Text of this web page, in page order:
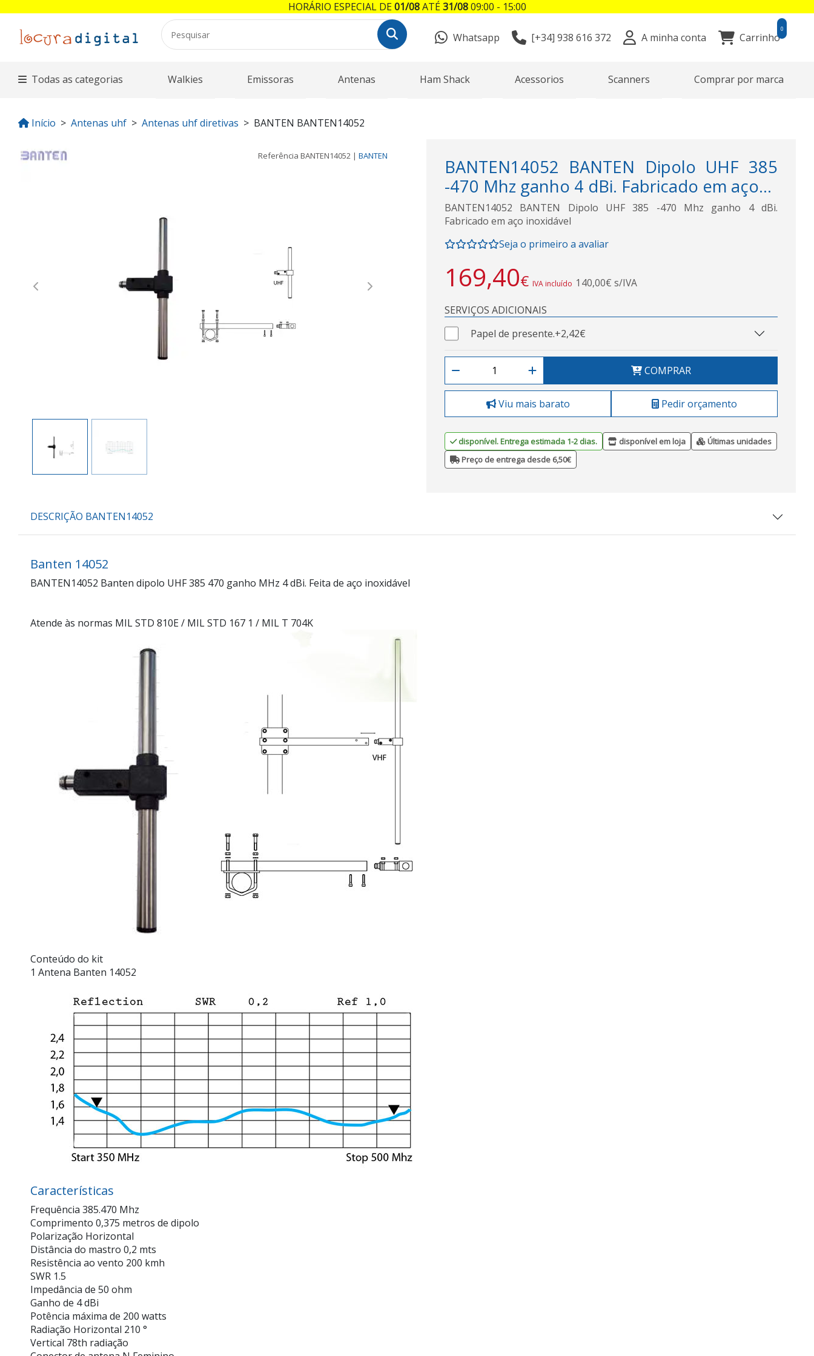
Whatsapp [+34] 938 616 372 A minha conta Carrinho
0
Todas as categorias Walkies Emissoras Antenas Ham Shack Acessorios Scanners Comprar por marca
Início Antenas uhf Antenas uhf diretivas BANTEN BANTEN14052
Referência BANTEN14052 | BANTEN
Previous Next
BANTEN14052 BANTEN Dipolo UHF 385
-470 Mhz ganho 4 dBi. Fabricado em aço...
BANTEN14052 BANTEN Dipolo UHF 385 -470 Mhz ganho 4 dBi.
Fabricado em aço inoxidável
Seja o primeiro a avaliar
169,40€ IVA incluído 140,00€ s/IVA
SERVIÇOS ADICIONAIS
Papel de presente.+2,42€
COMPRAR
Viu mais barato Pedir orçamento
disponível. Entrega estimada 1-2 dias. disponível em loja
Últimas unidades
Preço de entrega desde 6,50€
DESCRIÇÃO BANTEN14052
Banten 14052
BANTEN14052 Banten dipolo UHF 385 470 ganho MHz 4 dBi. Feita de aço inoxidável
Atende às normas MIL STD 810E / MIL STD 167 1 / MIL T 704K
Conteúdo do kit
1 Antena Banten 14052
Características
Frequência 385.470 Mhz
Comprimento 0,375 metros de dipolo
Polarização Horizontal
Distância do mastro 0,2 mts
Resistência ao vento 200 kmh
SWR 1.5
Impedância de 50 ohm
Ganho de 4 dBi
Potência máxima de 200 watts
Radiação Horizontal 210 °
Vertical 78th radiação
HORÁRIO ESPECIAL DE01/08ATÉ31/0809:00 - 15:00